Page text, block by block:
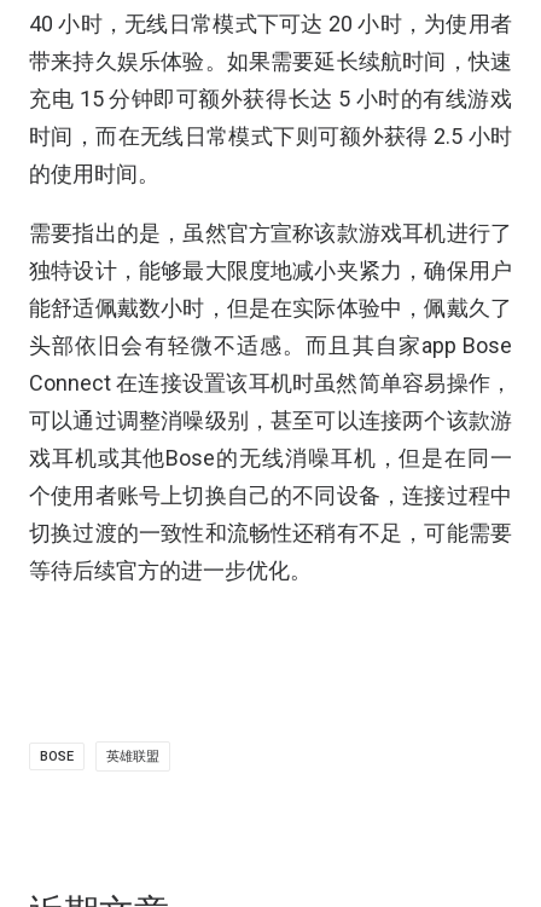
40 小时，无线日常模式下可达 20 小时，为使用者
带来持久娱乐体验。如果需要延长续航时间，快速
充电 15 分钟即可额外获得长达 5 小时的有线游戏
时间，而在无线日常模式下则可额外获得 2.5 小时
的使用时间。
需要指出的是，虽然官方宣称该款游戏耳机进行了
独特设计，能够最大限度地减小夹紧力，确保用户
能舒适佩戴数小时，但是在实际体验中，佩戴久了
头部依旧会有轻微不适感。而且其自家app Bose
Connect 在连接设置该耳机时虽然简单容易操作，
可以通过调整消噪级别，甚至可以连接两个该款游
戏耳机或其他Bose的无线消噪耳机，但是在同一
个使用者账号上切换自己的不同设备，连接过程中
切换过渡的一致性和流畅性还稍有不足，可能需要
等待后续官方的进一步优化。
BOSE 英雄联盟